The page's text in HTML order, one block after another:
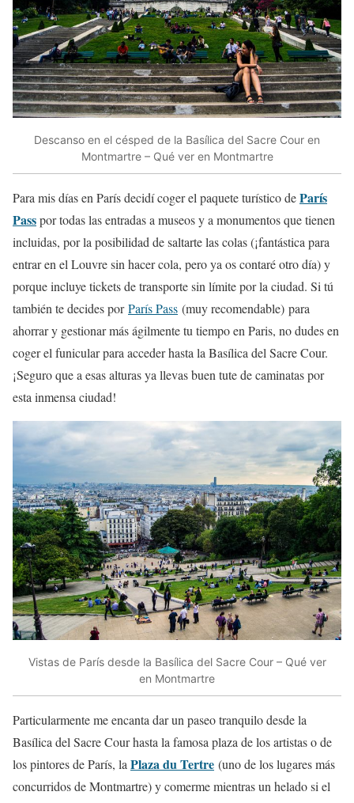
Descanso en el césped de la Basílica del Sacre Cour en
Montmartre – Qué ver en Montmartre
Para mis días en París decidí coger el paquete turístico deParís
Passpor todas las entradas a museos y a monumentos que tienen
incluidas, por la posibilidad de saltarte las colas (¡fantástica para
entrar en el Louvre sin hacer cola, pero ya os contaré otro día) y
porque incluye tickets de transporte sin límite por la ciudad. Si tú
también te decides porParís Pass (muy recomendable) para
ahorrar y gestionar más ágilmente tu tiempo en Paris, no dudes en
coger el funicular para acceder hasta la Basílica del Sacre Cour.
¡Seguro que a esas alturas ya llevas buen tute de caminatas por
esta inmensa ciudad!
Vistas de París desde la Basílica del Sacre Cour – Qué ver
en Montmartre
Particularmente me encanta dar un paseo tranquilo desde la
Basílica del Sacre Cour hasta la famosa plaza de los artistas o de
los pintores de París, la Plaza du Tertre (uno de los lugares más
concurridos de Montmartre) y comerme mientras un helado si el